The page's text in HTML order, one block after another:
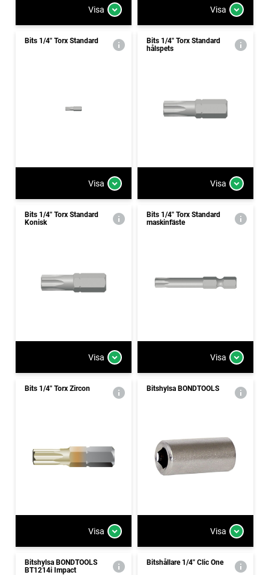
Visa Visa
Bits 1/4" Torx Standard
Visa
Bits 1/4" Torx Standard
hålspets
Visa
Bits 1/4" Torx Standard
Konisk
Visa
Bits 1/4" Torx Standard
maskinfäste
Visa
Bits 1/4" Torx Zircon
Visa
Bitshylsa BONDTOOLS
Visa
Bitshylsa BONDTOOLS
BT1214i Impact
Bitshållare 1/4" Clic One